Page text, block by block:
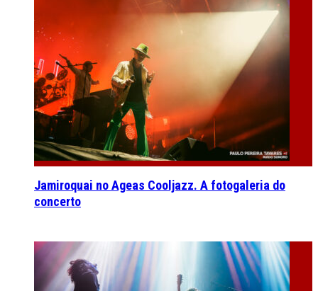
Jamiroquai no Ageas Cooljazz. A fotogaleria do
concerto